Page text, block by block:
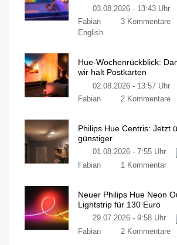
03.08.2026 - 13:43 Uhr
Fabian
3 Kommentare
English
Hue-Wochenrückblick:
wir halt Postkarten
02.08.2026 - 13:57 Uhr
Fabian
2 Kommentare
Philips Hue Centris: Jetzt
günstiger
01.08.2026 - 7:55 Uhr
Fabian
1 Kommentar
Neuer Philips Hue Neon
Lightstrip für 130 Euro
29.07.2026 - 9:58 Uhr
Fabian
2 Kommentare